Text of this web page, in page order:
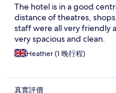
The hotel is in a good
distance of theatres,
staff were all very friendly
very spacious and clean.
Heather (1 晚行程)
真實評價